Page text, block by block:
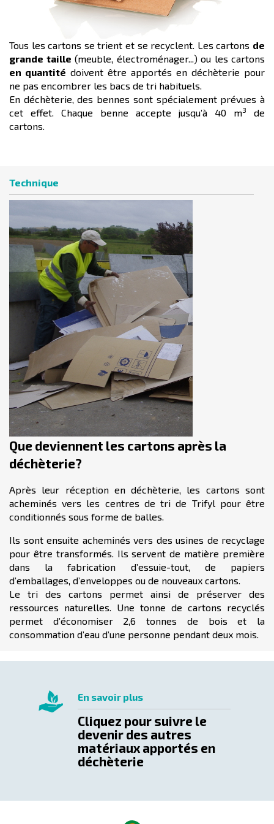
Tous les cartons se trient et se recyclent. Les cartons de
grande taille (meuble, électroménager...) ou les cartons
en quantité doivent être apportés en déchèterie pour
ne pas encombrer les bacs de tri habituels.
En déchèterie, des bennes sont spécialement prévues à
cet effet. Chaque benne accepte jusqu’à 40 m3
de
cartons.
Technique
Que deviennent les cartons après la
déchèterie?
Après leur réception en déchèterie, les cartons sont
acheminés vers les centres de tri de Trifyl pour être
conditionnés sous forme de balles.
Ils sont ensuite acheminés vers des usines de recyclage
pour être transformés. Ils servent de matière première
dans la fabrication d’essuie-tout, de papiers
d’emballages, d’enveloppes ou de nouveaux cartons.
Le tri des cartons permet ainsi de préserver des
ressources naturelles. Une tonne de cartons recyclés
permet d’économiser 2,6 tonnes de bois et la
consommation d’eau d’une personne pendant deux mois.
En savoir plus
Cliquez pour suivre le
devenir des autres
matériaux apportés en
déchèterie